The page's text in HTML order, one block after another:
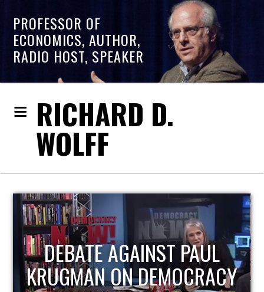
PROFESSOR OF
ECONOMICS, AUTHOR,
RADIO HOST, SPEAKER
RICHARD D.
WOLFF
HOST OF ECONOMIC
UPDATE